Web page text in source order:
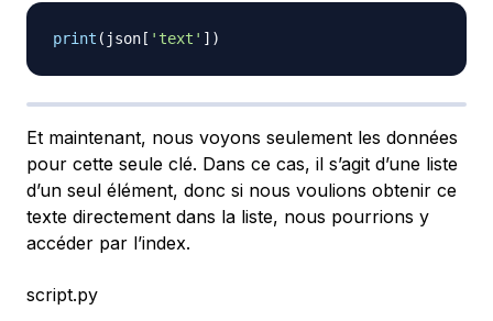
print ( json [ 'text' ] )
Et maintenant, nous voyons seulement les données
pour cette seule clé. Dans ce cas, il s’agit d’une liste
d’un seul élément, donc si nous voulions obtenir ce
texte directement dans la liste, nous pourrions y
accéder par l’index.
script.py